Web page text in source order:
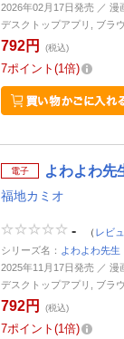
2026年02月17日発売 ／ 漫
デスクトップアプリ, ブラ
792円 (税込)
7ポイント 1倍
電子 よわよわ先
福地カミオ
- （ レビ
シリーズ名： よわよわ先生
2025年11月17日発売 ／ 漫
デスクトップアプリ, ブラ
792円 (税込)
7ポイント 1倍